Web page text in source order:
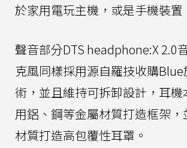
於家用電玩主機，或是手機裝置
聲音部分DTS headphone:X 2.0
克風同樣採用源自羅技收購Blue
術，並且維持可拆卸設計，耳
用鋁、鋼等金屬材質打造框架，
材質打造高包覆性耳罩。